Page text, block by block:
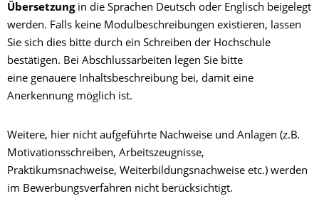
Übersetzungin die Sprachen Deutsch oder Englisch beigelegt
werden. Falls keine Modulbeschreibungen existieren, lassen
Sie sich dies bitte durch ein Schreiben der Hochschule
bestätigen. Bei Abschlussarbeiten legen Sie bitte
eine genauere Inhaltsbeschreibung bei, damit eine
Anerkennung möglich ist.
Weitere, hier nicht aufgeführte Nachweise und Anlagen (z.B.
Motivationsschreiben, Arbeitszeugnisse,
Praktikumsnachweise, Weiterbildungsnachweise etc.) werden
im Bewerbungsverfahren nicht berücksichtigt.